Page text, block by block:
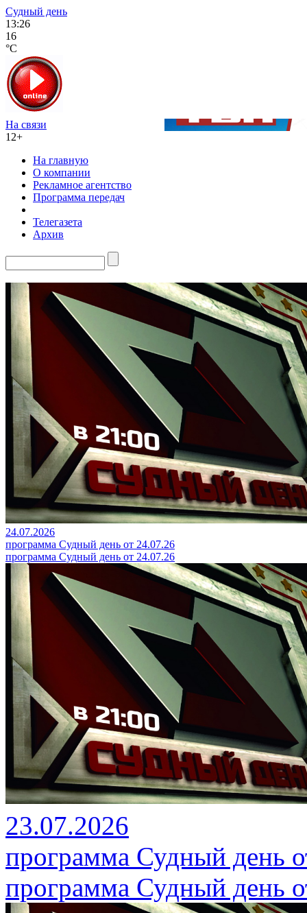
Судный день
13:26
16
°C
На связи
12+
На главную
О компании
Рекламное агентство
Программа передач
Телегазета
Архив
24.07.2026
программа Судный день от 24.07.26
программа Судный день от 24.07.26
23.07.2026
программа Судный день
программа Судный день